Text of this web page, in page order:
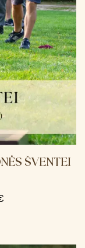
ŠVENTEI